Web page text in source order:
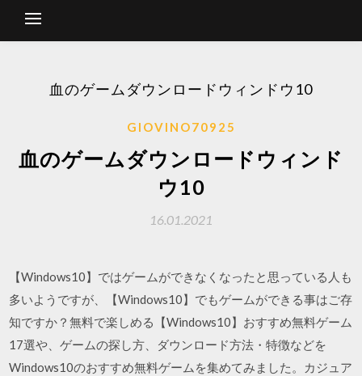
血のゲームダウンロードウィンドウ10
GIOVINO70925
血のゲームダウンロードウィンド
ウ10
16.01.2021
【Windows10】ではゲームができなくなったと思っている人も
多いようですが、【Windows10】でもゲームができる事はご存
知ですか？無料で楽しめる【Windows10】おすすめ無料ゲーム
17選や、ゲームの探し方、ダウンロード方法・特徴などを
Windows10のおすすめ無料ゲームを集めてみました。カジュア